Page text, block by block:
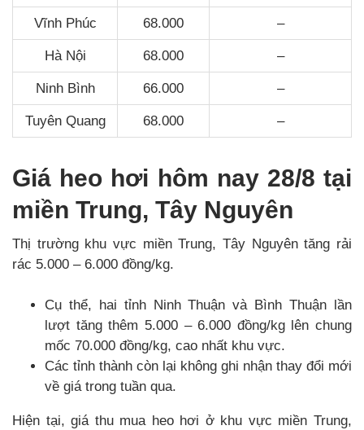
Vĩnh Phúc 68.000 –
Hà Nội 68.000 –
Ninh Bình 66.000 –
Tuyên Quang 68.000 –
Giá heo hơi hôm nay 28/8 tại
miền Trung, Tây Nguyên
Thị trường khu vực miền Trung, Tây Nguyên tăng rải
rác 5.000 – 6.000 đồng/kg.
Cụ thể, hai tỉnh Ninh Thuận và Bình Thuận lần
lượt tăng thêm 5.000 – 6.000 đồng/kg lên chung
mốc 70.000 đồng/kg, cao nhất khu vực.
Các tỉnh thành còn lại không ghi nhận thay đổi mới
về giá trong tuần qua.
Hiện tại, giá thu mua heo hơi ở khu vực miền Trung,